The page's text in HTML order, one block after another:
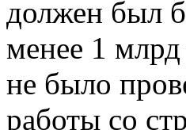
должен был
менее 1
не было
работы со